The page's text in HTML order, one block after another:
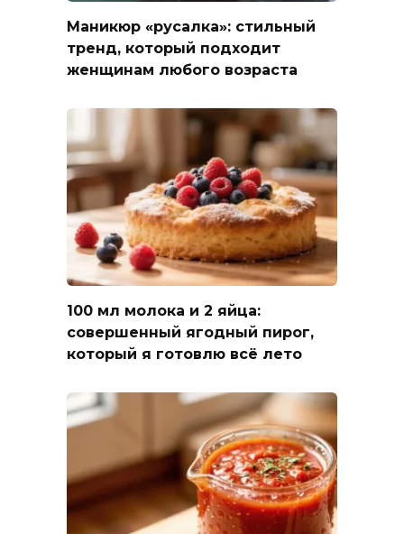
Маникюр «русалка»: стильный
тренд, который подходит
женщинам любого возраста
100 мл молока и 2 яйца:
совершенный ягодный пирог,
который я готовлю всё лето